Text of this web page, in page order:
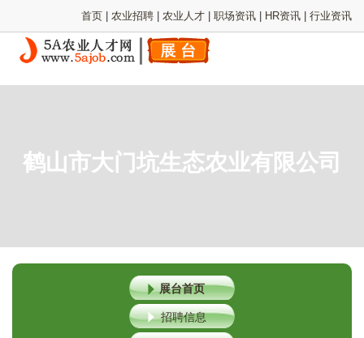
首页 农业招聘 农业人才 职场资讯 HR资讯 行业资讯
鹤山市大门坑生态农业有限公司
展台首页
招聘信息